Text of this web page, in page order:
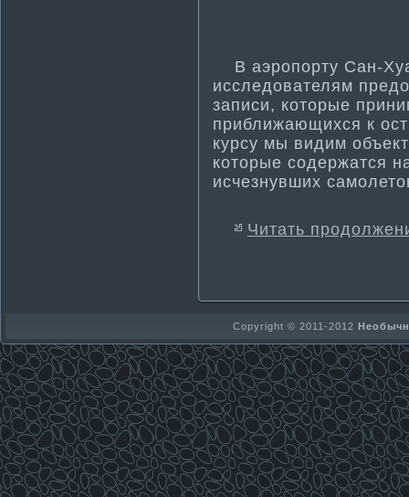
В аэропорту Сан-
исследователям
записи, которые
приближающихся к
курсу мы видим
которые содержатся
исчезнувших
Читать
Copyright © 2011-2012